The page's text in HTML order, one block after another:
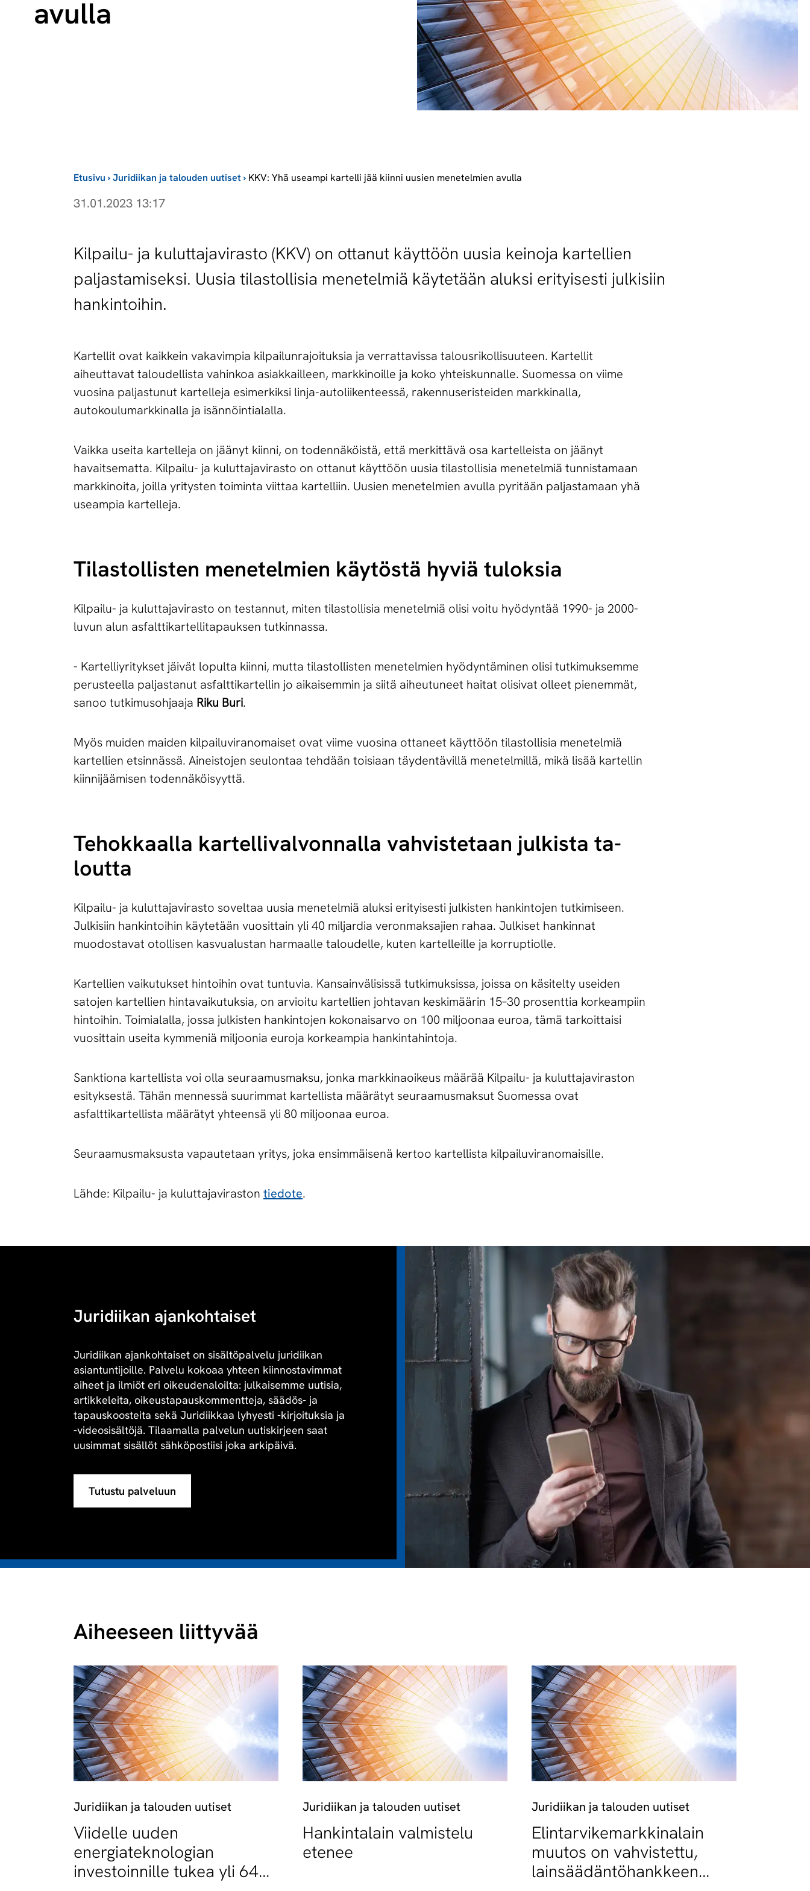
avul­la
Etusivu ›Juridiikan ja talouden uutiset› KKV: Yhä useam­pi kar­tel­li jää kiin­ni uusien me­ne­tel­mien avul­la
31.01.2023 13:17
Kilpailu- ja kuluttajavirasto (KKV) on ottanut käyttöön uusia keinoja kartellien
paljastamiseksi. Uusia tilastollisia menetelmiä käytetään aluksi erityisesti julkisiin
hankintoihin.
Kartellit ovat kaikkein vakavimpia kilpailunrajoituksia ja verrattavissa talousrikollisuuteen. Kartellit
aiheuttavat taloudellista vahinkoa asiakkailleen, markkinoille ja koko yhteiskunnalle. Suomessa on viime
vuosina paljastunut kartelleja esimerkiksi linja-autoliikenteessä, rakennuseristeiden markkinalla,
autokoulumarkkinalla ja isännöintialalla.
Vaikka useita kartelleja on jäänyt kiinni, on todennäköistä, että merkittävä osa kartelleista on jäänyt
havaitsematta. Kilpailu- ja kuluttajavirasto on ottanut käyttöön uusia tilastollisia menetelmiä tunnistamaan
markkinoita, joilla yritysten toiminta viittaa kartelliin. Uusien menetelmien avulla pyritään paljastamaan yhä
useampia kartelleja.
Ti­las­tol­lis­ten me­ne­tel­mien käy­tös­tä hy­viä tu­lok­sia
Kilpailu- ja kuluttajavirasto on testannut, miten tilastollisia menetelmiä olisi voitu hyödyntää 1990- ja 2000-
luvun alun asfalttikartellitapauksen tutkinnassa.
- Kar­tel­liy­ri­tyk­set jäi­vät lo­pul­ta kiin­ni, mut­ta ti­las­tol­lis­ten me­ne­tel­mien hyö­dyn­tä­mi­nen oli­si tut­ki­muk­sem­me
pe­rus­teel­la pal­jas­ta­nut as­falt­ti­kar­tel­lin jo ai­kai­sem­min ja sii­tä ai­heu­tu­neet hai­tat oli­si­vat ol­leet pie­nem­mät,
sanoo tutkimusohjaaja Riku Buri.
Myös muiden maiden kilpailuviranomaiset ovat viime vuosina ottaneet käyttöön tilastollisia menetelmiä
kartellien etsinnässä. Aineistojen seulontaa tehdään toisiaan täydentävillä menetelmillä, mikä lisää kartellin
kiinnijäämisen todennäköisyyttä.
Te­hok­kaal­la kar­tel­li­val­von­nal­la vah­vis­te­taan jul­kis­ta ta­
lout­ta
Kilpailu- ja kuluttajavirasto soveltaa uusia menetelmiä aluksi erityisesti julkisten hankintojen tutkimiseen.
Julkisiin hankintoihin käytetään vuosittain yli 40 miljardia veronmaksajien rahaa. Julkiset hankinnat
muodostavat otollisen kasvualustan harmaalle taloudelle, kuten kartelleille ja korruptiolle.
Kartellien vaikutukset hintoihin ovat tuntuvia. Kansainvälisissä tutkimuksissa, joissa on käsitelty useiden
satojen kartellien hintavaikutuksia, on arvioitu kartellien johtavan keskimäärin 15–30 prosenttia korkeampiin
hintoihin. Toimialalla, jossa julkisten hankintojen kokonaisarvo on 100 miljoonaa euroa, tämä tarkoittaisi
vuosittain useita kymmeniä miljoonia euroja korkeampia hankintahintoja.
Sanktiona kartellista voi olla seuraamusmaksu, jonka markkinaoikeus määrää Kilpailu- ja kuluttajaviraston
esityksestä. Tähän mennessä suurimmat kartellista määrätyt seuraamusmaksut Suomessa ovat
asfalttikartellista määrätyt yhteensä yli 80 miljoonaa euroa.
Seuraamusmaksusta vapautetaan yritys, joka ensimmäisenä kertoo kartellista kilpailuviranomaisille.
Lähde: Kilpailu- ja kuluttajaviraston tiedote.
Juridiikan ajankohtaiset
Juridiikan ajankohtaiset on sisältöpalvelu juridiikan
asiantuntijoille. Palvelu kokoaa yhteen kiinnostavimmat
aiheet ja ilmiöt eri oikeudenaloilta: julkaisemme uutisia,
artikkeleita, oikeustapauskommentteja, säädös- ja
tapauskoosteita sekä Juridiikkaa lyhyesti -kirjoituksia ja
-videosisältöjä. Tilaamalla palvelun uutiskirjeen saat
uusimmat sisällöt sähköpostiisi joka arkipäivä.
Tutustu palveluun
Aiheeseen liittyvää
Juridiikan ja talouden uutiset
Viidelle uuden
energiateknologian
investoinnille tukea yli 64
Juridiikan ja talouden uutiset
Hankintalain valmistelu
etenee
Juridiikan ja talouden uutiset
Elintarvikemarkkinalain
muutos on vahvistettu,
lainsäädäntöhankkeen